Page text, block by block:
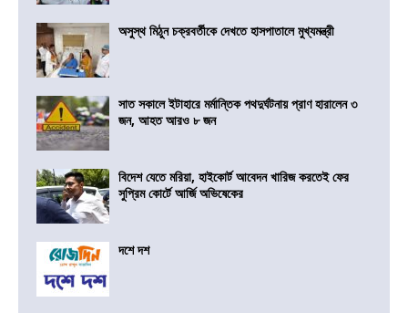
অসুস্থ মিঠুন চক্রবর্তীকে দেখতে হাসপাতালে মুখ্যমন্ত্রী
সাত সকালে ইটাহারে মর্মান্তিক পথদুর্ঘটনায় প্রাণ হারালেন ৩
জন, আহত আরও ৮ জন
বিদেশ যেতে মরিয়া, হাইকোর্ট আবেদন খারিজ করতেই ফের
সুপ্রিম কোর্টে আর্জি অভিষেকের
দশে দশ